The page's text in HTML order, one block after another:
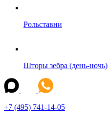
Рольставни
Шторы зебра (день-ночь)
+7 (495) 741-14-05